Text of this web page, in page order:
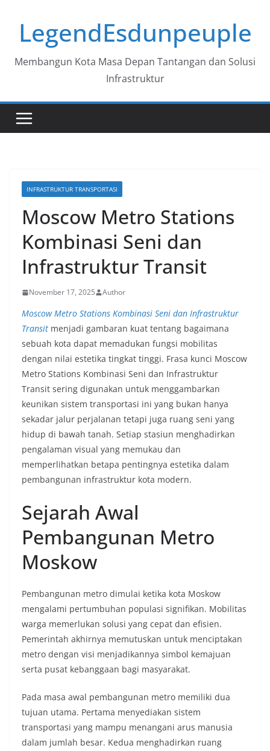
contentLegendEsdunpeuple
Membangun Kota Masa Depan Tantangan dan Solusi
Infrastruktur
INFRASTRUKTUR TRANSPORTASI
Moscow Metro Stations
Kombinasi Seni dan
Infrastruktur Transit
November 17, 2025 Author
Moscow Metro Stations Kombinasi Seni dan Infrastruktur
Transit menjadi gambaran kuat tentang bagaimana
sebuah kota dapat memadukan fungsi mobilitas
dengan nilai estetika tingkat tinggi. Frasa kunci Moscow
Metro Stations Kombinasi Seni dan Infrastruktur
Transit sering digunakan untuk menggambarkan
keunikan sistem transportasi ini yang bukan hanya
sekadar jalur perjalanan tetapi juga ruang seni yang
hidup di bawah tanah. Setiap stasiun menghadirkan
pengalaman visual yang memukau dan
memperlihatkan betapa pentingnya estetika dalam
pembangunan infrastruktur kota modern.
Sejarah Awal
Pembangunan Metro
Moskow
Pembangunan metro dimulai ketika kota Moskow
mengalami pertumbuhan populasi signifikan. Mobilitas
warga memerlukan solusi yang cepat dan efisien.
Pemerintah akhirnya memutuskan untuk menciptakan
metro dengan visi menjadikannya simbol kemajuan
serta pusat kebanggaan bagi masyarakat.
Pada masa awal pembangunan metro memiliki dua
tujuan utama. Pertama menyediakan sistem
transportasi yang mampu menangani arus manusia
dalam jumlah besar. Kedua menghadirkan ruang